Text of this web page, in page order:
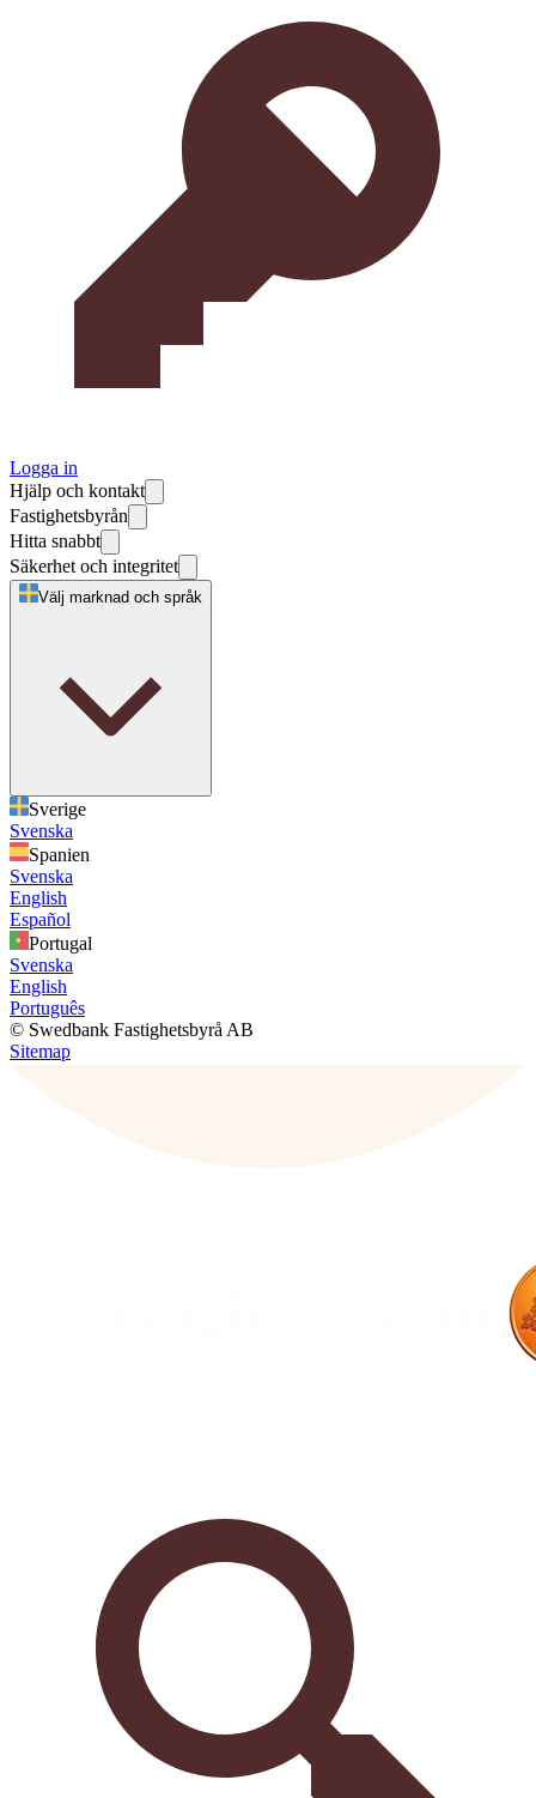
Logga in
Hjälp och kontakt
Fastighetsbyrån
Hitta snabbt
Säkerhet och integritet
Välj marknad och språk
Sverige
Svenska
Spanien
Svenska
English
Español
Portugal
Svenska
English
Português
© Swedbank Fastighetsbyrå AB
Sitemap